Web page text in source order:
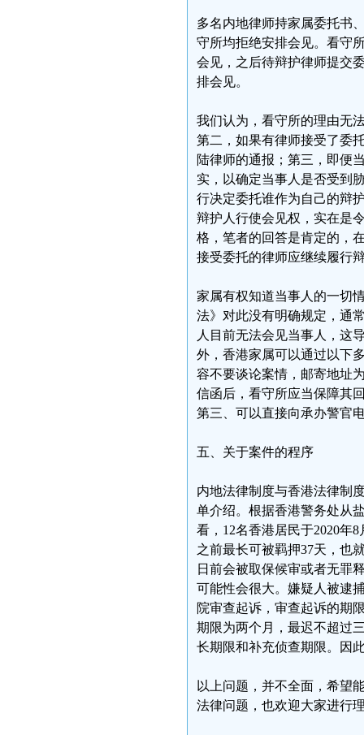
多名内地律师持家属委托书
守所均拒绝安排会见。看守
会见，之后待辩护律师提交
排会见。
我们认为，看守所的理由无
第二，如果有律师接受了委
陆律师的通报；第三，即便
实，以确定当事人是否受到
行决定委托谁作为自己的辩
辩护人行使会见权，实在是
格，笔者的回答是肯定的，
接受委托的律师应继续履行
家属有权知道当事人的一切
法》对此没有明确规定，通
人目前无法会见当事人，这
外，香港家属可以通过以下
容不要谈论案情，邮寄地址
信函后，看守所应当保障其
第三、可以直接向承办警官
五、关于案件的程序
内地法律制度与香港法律制
单介绍。根据香港警务处从
看，12名香港居民于2020年
之前最长可被羁押37天，也
日前会被取保候审或者无罪
可能性会很大。嫌疑人被逮
院审查起诉，审查起诉的期
期限为两个月，最迟不超过
长期限和补充侦查期限。因
以上问题，并不全面，希望
法律问题，也欢迎大家进行